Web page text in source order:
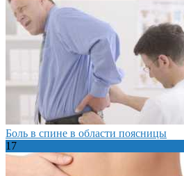
Боль в спине в области поясницы
17